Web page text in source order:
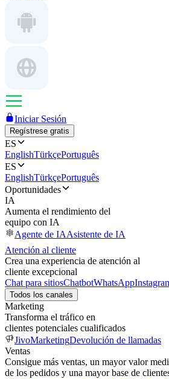
Iniciar Sesión
Regístrese gratis
ES
EnglishTürkçePortuguês
ES
EnglishTürkçePortuguês
Oportunidades
IA
Aumenta el rendimiento del
equipo con IA
Agente de IAAsistente de IA
Atención al cliente
Crea una experiencia de atención al
cliente excepcional
Chat para sitiosChatbotWhatsApp
Todos los canales
Marketing
Transforma el tráfico en
clientes potenciales cualificados
JivoMarketingDevolución de llamadas
Ventas
Consigue más ventas, un mayor valor
de los pedidos y una mayor base de